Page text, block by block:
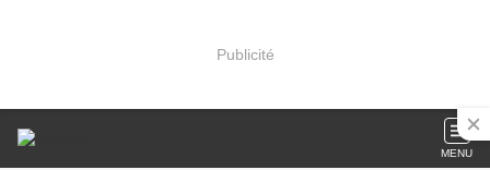
Publicité
MENU